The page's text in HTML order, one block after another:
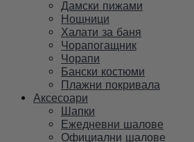
Дамски пижами
Нощници
Халати за баня
Чорапогащник
Чорапи
Бански костюми
Плажни покривала
Аксесоари
Шапки
Ежедневни шалове
Официални шалове